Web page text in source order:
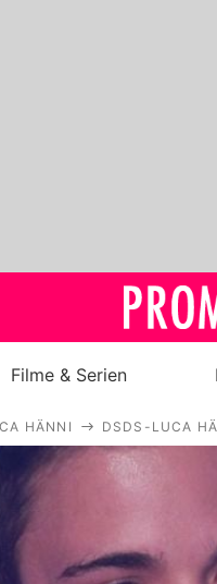
Filme & Serien
HÄNNI DSDS-LUCA